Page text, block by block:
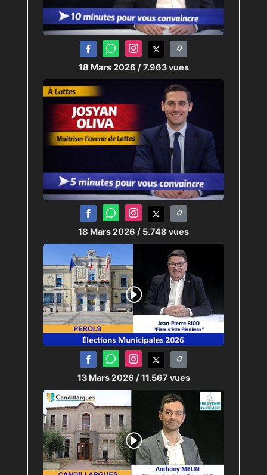
18 Mars 2026 / 7.963 vues
18 Mars 2026 / 5.748 vues
13 Mars 2026 / 11.567 vues